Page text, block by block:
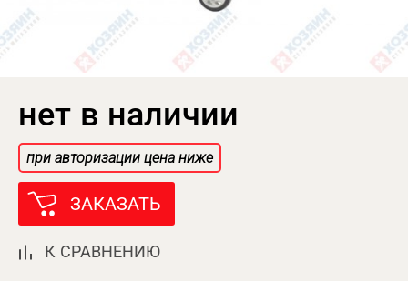
нет в наличии
при авторизации цена ниже
ЗАКАЗАТЬ
К СРАВНЕНИЮ